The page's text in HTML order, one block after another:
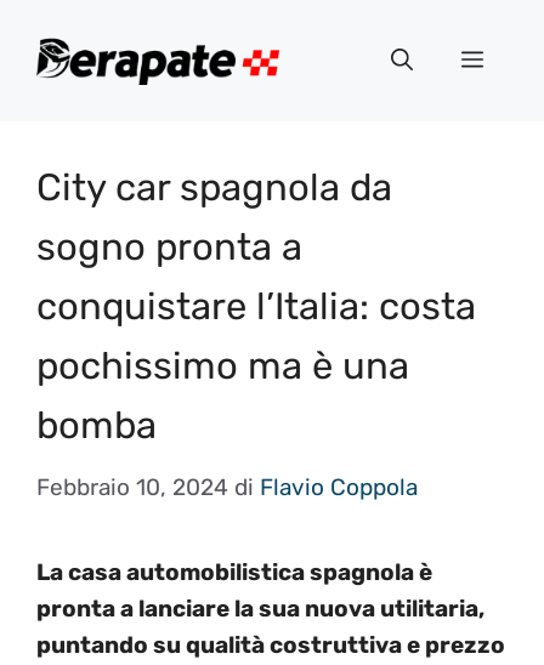
Menu
City car spagnola da
sogno pronta a
conquistare l’Italia: costa
pochissimo ma è una
bomba
Febbraio 10, 2024 di Flavio Coppola
La casa automobilistica spagnola è
pronta a lanciare la sua nuova utilitaria,
puntando su qualità costruttiva e prezzo